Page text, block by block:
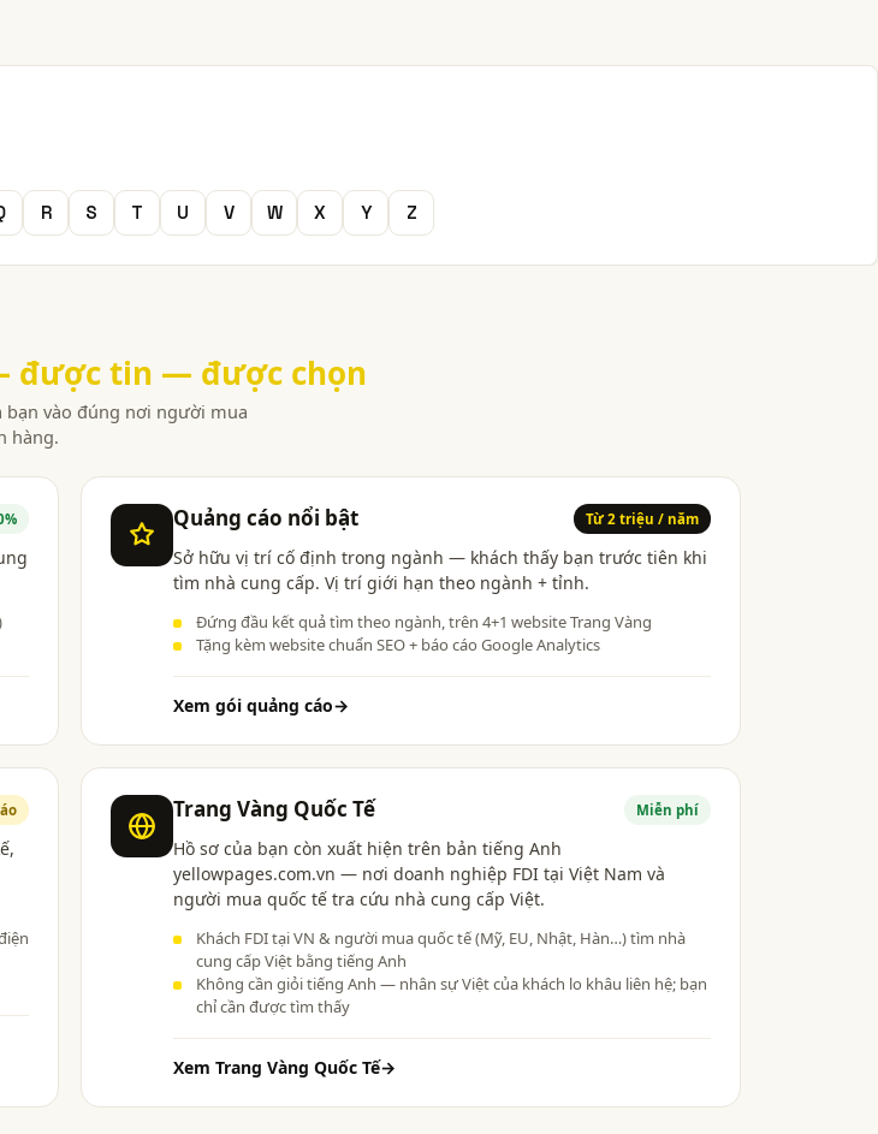
R S T U V W X Y Z
được tin — được chọn
bạn vào đúng nơi người mua
hàng.
Quảng cáo nổi bật Từ 2 triệu / năm
Sở hữu vị trí cố định trong ngành — khách thấy bạn trước tiên khi
tìm nhà cung cấp. Vị trí giới hạn theo ngành + tỉnh.
Đứng đầu kết quả tìm theo ngành, trên 4+1 website Trang Vàng
Tặng kèm website chuẩn SEO + báo cáo Google Analytics
Xem gói quảng cáo→
Trang Vàng Quốc Tế Miễn phí
Hồ sơ của bạn còn xuất hiện trên bản tiếng Anh
yellowpages.com.vn — nơi doanh nghiệp FDI tại Việt Nam và
người mua quốc tế tra cứu nhà cung cấp Việt.
Khách FDI tại VN & người mua quốc tế (Mỹ, EU, Nhật, Hàn…) tìm nhà
cung cấp Việt bằng tiếng Anh
Không cần giỏi tiếng Anh — nhân sự Việt của khách lo khâu liên hệ; bạn
chỉ cần được tìm thấy
Xem Trang Vàng Quốc Tế→